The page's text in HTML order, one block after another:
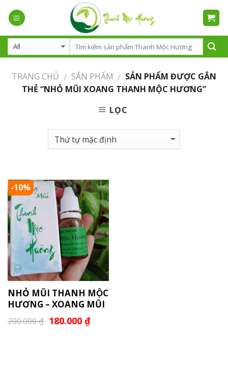
TRANG CHỦ / SẢN PHẨM / SẢN PHẨM ĐƯỢC GẮN
THẺ “NHỎ MŨI XOANG THANH MỘC HƯƠNG”
LỌC
-10%
NHỎ MŨI THANH MỘC
HƯƠNG – XOANG MŨI
200.000₫ 180.000 ₫